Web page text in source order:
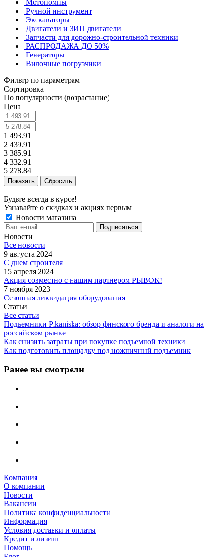
Мотопомпы
Ручной инструмент
Экскаваторы
Двигатели и ЗИП двигатели
Запчасти для дорожно-строительной техники
РАСПРОДАЖА ДО 50%
Генераторы
Вилочные погрузчики
Фильтр по параметрам
Сортировка
По популярности (возрастание)
Цена
1 493.91
2 439.91
3 385.91
4 332.91
5 278.84
Сбросить
Будьте всегда в курсе!
Узнавайте о скидках и акциях первым
Новости магазина
Новости
Все новости
9 августа 2024
С днем строителя
15 апреля 2024
Акция совместно с нашим партнером РЫВОК!
7 ноября 2023
Сезонная ликвидация оборудования
Статьи
Все статьи
Подъемники Pikaniska: обзор финского бренда и аналоги на
российском рынке
Как снизить затраты при покупке подъемной техники
Как подготовить площадку под ножничный подъемник
Ранее вы смотрели
Компания
О компании
Новости
Вакансии
Политика конфиденциальности
Информация
Условия доставки и оплаты
Кредит и лизинг
Помощь